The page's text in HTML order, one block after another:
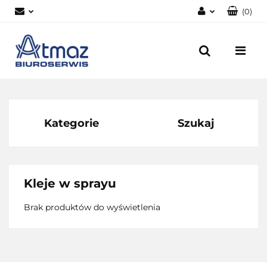
Zarejestruj się
(0)
Kategorie Szukaj
Kleje w sprayu
Brak produktów do wyświetlenia